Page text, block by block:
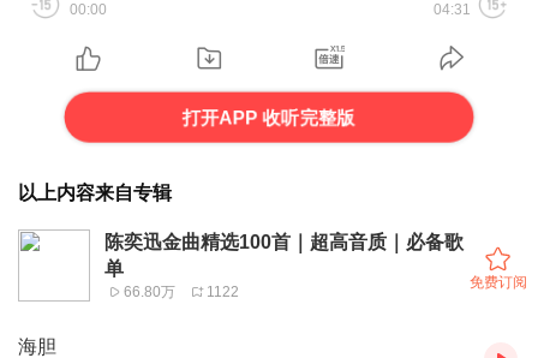
00:00 04:31
打开APP 收听完整版
以上内容来自专辑
陈奕迅金曲精选100首｜超高音质｜必备歌
单
66.80万 1122
免费订阅
海胆